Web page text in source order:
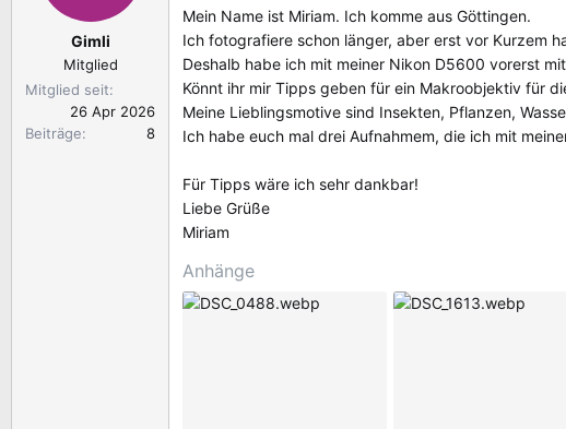
Gimli
Mitglied
Mitglied seit
26 Apr 2026
Beiträge
8
Mein Name ist Miriam. Ich komme aus Göttingen.
Ich fotografiere schon länger, aber erst vor Kurzem
Deshalb habe ich mit meiner Nikon D5600 vorerst
Könnt ihr mir Tipps geben für ein Makroobjektiv für
Meine Lieblingsmotive sind Insekten, Pflanzen,
Ich habe euch mal drei Aufnahmem, die ich mit
Für Tipps wäre ich sehr dankbar!
Liebe Grüße
Miriam
Anhänge